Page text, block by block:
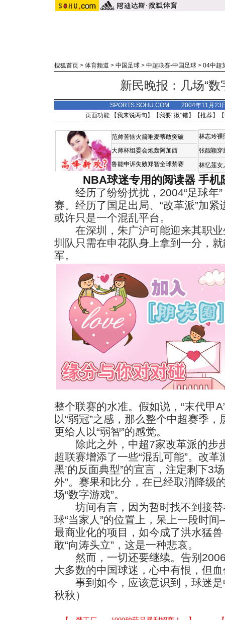
搜狐首页 > 体育频道 > 中国足球 > 中超联赛-中国足球 > 04中超
新民晚报：几场“数
SPORTS.SOHU.COM 2004年11月23
页面功能 【我来说两句 】【我要“揪”错】【推荐】
范帅苦恼火箭唯麦蒂敢突破
大师杯组委会炮轰阿加西
鲁能申诉失败郑智全球禁赛
林志玲裸
张靓颖穿
林忆莲女
NBA球迷专用的阅读器 手机
经历了纷纷扰扰，2004“足球年”
赛。经历了国足出局、“改革派”加
或许只是一个混乱平台。
在深圳，朱广沪可能迎来其职
圳队只需在申花队身上拿到一分，
军。
整个联赛的水准。假如说，“末代甲
以“弱冠”之感，那么整个中超赛季，
更给人以“弱智”的感觉。
除此之外，中超7家改革派的步
超联赛增添了一些“混乱可能”。改革
黑’的反面典型”的宣言，注定剩下3
外”。赛果和比分，在已经取消降级
场“数字游戏”。
坊间有言，因为暂时找不到接替
球“当家人”的位置上，呆上一段时
最商业化的项目，如今成了洪水猛
敢“向涛头立”，这是一种悲哀。
然而，一切还要继续。告别2006
大多数的中国球迷，心中有恨，但
事到如今，应该意识到，球迷是
秋秋）